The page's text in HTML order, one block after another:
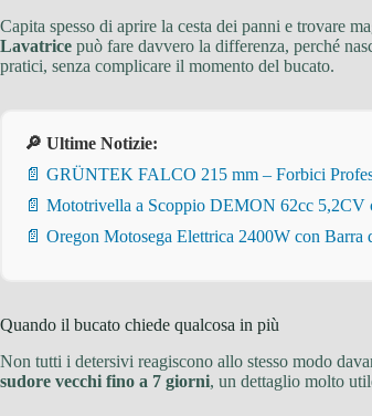
Capita spesso di aprire la cesta dei panni e trovare
Lavatrice può fare davvero la differenza, perché
pratici, senza complicare il momento del bucato.
🔎 Ultime Notizie:
📄 GRÜNTEK FALCO 215 mm – Forbici
📄 Mototrivella a Scoppio DEMON 62cc 5,2CV
📄 Oregon Motosega Elettrica 2400W con
Quando il bucato chiede qualcosa in più
Non tutti i detersivi reagiscono allo stesso modo
sudore vecchi fino a 7 giorni, un dettaglio molto